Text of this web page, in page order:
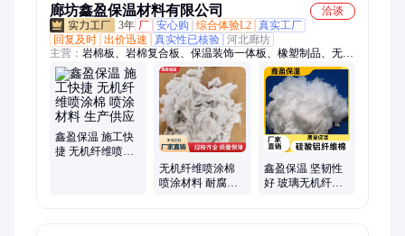
廊坊鑫盈保温材料有限公司
洽谈
3年 厂 安心购 综合体验L2 真实工厂
回复及时 出价迅速 真实性已核验 河北廊坊
主营： 岩棉板、岩棉复合板、保温装饰一体板、橡塑制品、无机
纤维喷涂棉、矿物无机纤维喷涂棉、超细无机纤维喷涂棉、挤塑
板、保温装饰一体化板、岩棉保温板、橡塑板、橡塑管、硅酸铝
管、玻璃棉管、岩棉管、防水背衬板、硅酸钙板复合板、装饰一
体板、外墙保温一体板、复合岩棉保温板、XPS挤塑保温板、橡
塑保温板、xps挤塑板、挤塑聚苯保温板、防火保温岩棉板
鑫盈保温 施工快
捷 无机纤维喷涂
无机纤维喷涂棉
喷涂材料 耐腐蚀
鑫盈保温 坚韧性
好 玻璃无机纤维